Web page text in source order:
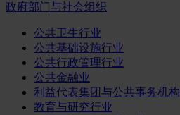
政府部门与社会组织
公共卫生行业
公共基础设施行业
公共行政管理行业
公共金融业
利益代表集团与公共事务机构
教育与研究行业